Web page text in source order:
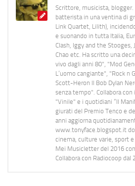
Scrittore, musicista,
batterista in una ventina di
Link Quartet, Lilith),
e suonando in tutta Italia,
Clash, Iggy and the Stooges,
Chao etc. Ha scritto una
vivo dagli anni 80", "Mod
L’uomo cangiante", "Rock n
Scott-Heron Il Bob Dylan
senza tempo". Collabora con
"Vinile" e i quotidiani “Il
giurati del Premio Tenco e
anni aggiorna
www.tonyface.blogspot.it
cinema, culture varie, sport
Mei Musicletter del 2016
Collabora con Radiocoop dal